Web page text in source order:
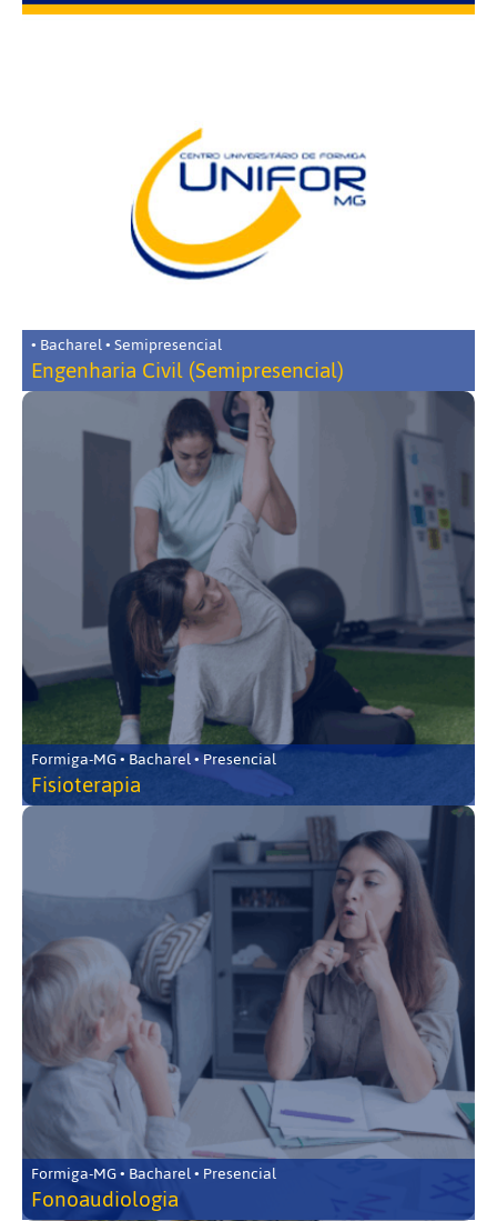
• Bacharel • Semipresencial
Engenharia Civil (Semipresencial)
Formiga-MG • Bacharel • Presencial
Fisioterapia
Formiga-MG • Bacharel • Presencial
Fonoaudiologia